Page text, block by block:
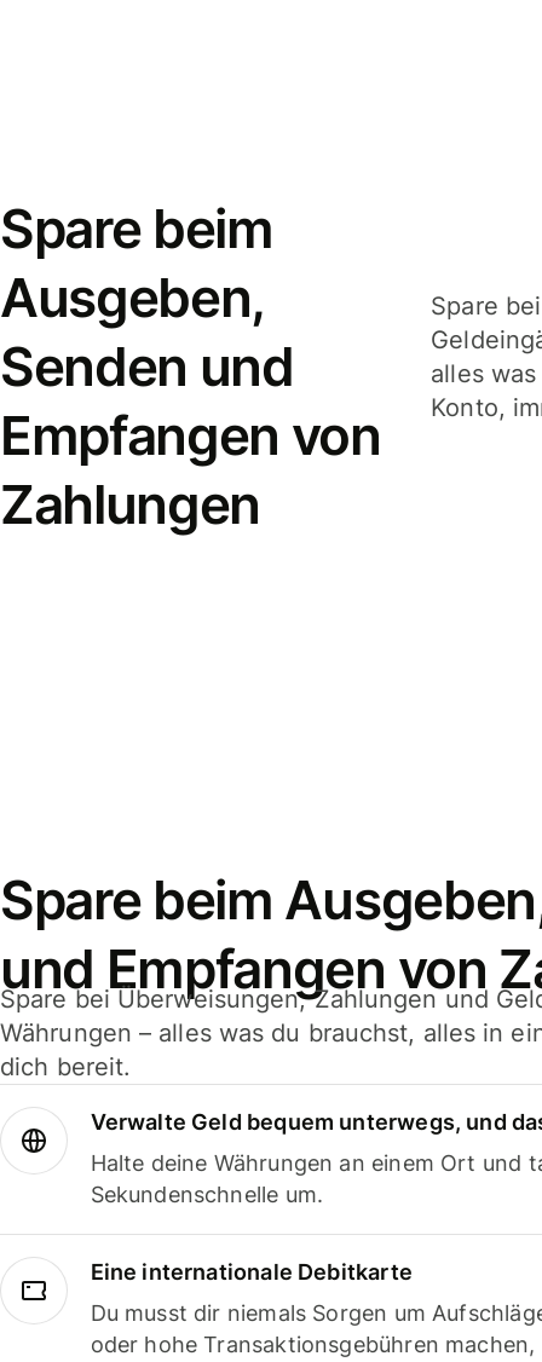
Spare beim
Ausgeben,
Senden und
Empfangen von
Zahlungen
Spare
alles
Konto,
Spare beim
und Empfangen von
Spare bei Überweisungen, Zahlungen und
Währungen – alles was du brauchst, alles in
dich bereit.
Verwalte Geld bequem unterwegs, und
Halte deine Währungen an einem Ort und
Sekundenschnelle um.
Eine internationale Debitkarte
Du musst dir niemals Sorgen um
oder hohe Transaktionsgebühren